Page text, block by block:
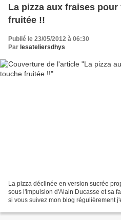
La pizza aux fraises
fruitée !!
Publié le 23/05/2012 à 06:30
Par lesateliersdhys
La pizza déclinée en version sucrée
sous l'impulsion d'Alain Ducasse et sa
si vous suivez mon blog régulièrement